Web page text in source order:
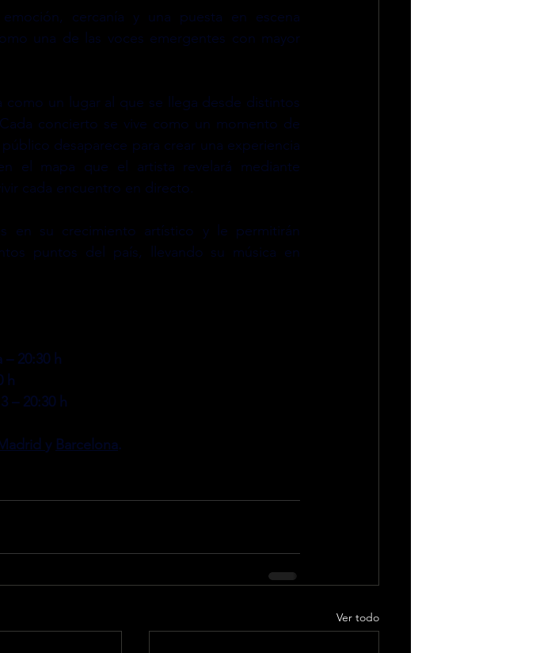
cercanía y una puesta en escena
una de las voces emergentes con mayor
como un lugar al que se llega desde distintos
concierto se vive como un momento de
desaparece para crear una experiencia
el mapa que el artista revelará mediante
cada encuentro en directo.
en su crecimiento artístico y le permitirán
puntos del país, llevando su música en
20:30 h
h
– 20:30 h
y Barcelona.
Ver todo